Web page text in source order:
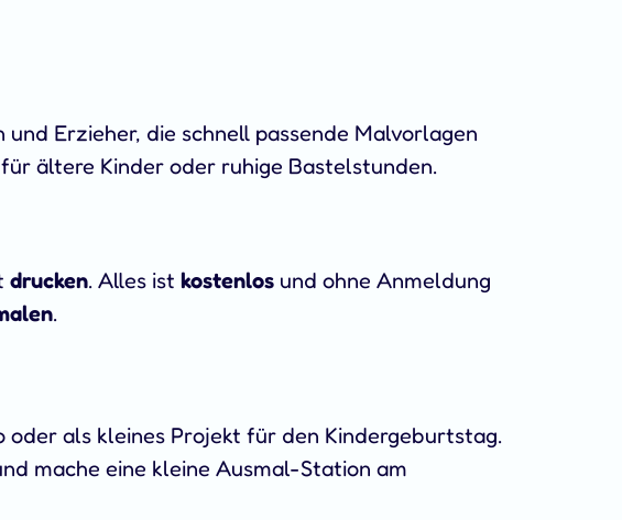
Erzieher, die schnell passende Malvorlagen
ältere Kinder oder ruhige Bastelstunden.
drucken. Alles ist kostenlos und ohne Anmeldung
.
oder als kleines Projekt für den Kindergeburtstag.
mache eine kleine Ausmal-Station am